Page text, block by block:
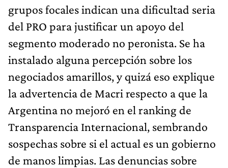
grupos focales indican una dificultad seria
del PRO para justificar un apoyo del
segmento moderado no peronista. Se ha
instalado alguna percepción sobre los
negociados amarillos, y quizá eso explique
la advertencia de Macri respecto a que la
Argentina no mejoró en el ranking de
Transparencia Internacional, sembrando
sospechas sobre si el actual es un gobierno
de manos limpias. Las denuncias sobre